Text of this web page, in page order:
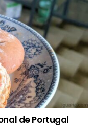
de Portugal